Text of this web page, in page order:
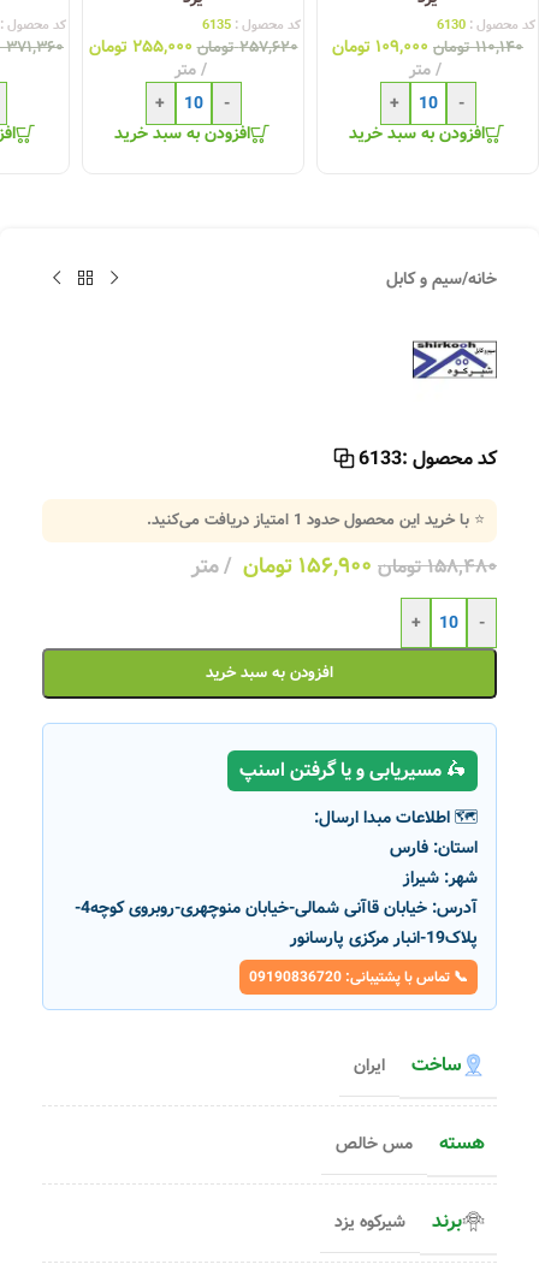
کد محصول : 6130
۱۱۰,۱۴۰ تومان ۱۰۹,۰۰۰ تومان
متر
-
+
افزودن به سبد خرید
کد محصول : 6135
۲۵۷,۶۲۰ تومان ۲۵۵,۰۰۰ تومان
متر
-
+
افزودن به سبد خرید
کد محصول
۳۷۱,۳۶۰
خانه/سیم و کابل
کد محصول :6133
⭐ با خرید این محصول حدود 1 امتیاز دریافت می‌کنید.
۱۵۸,۴۸۰تومان ۱۵۶,۹۰۰ تومان متر
-
+
افزودن به سبد خرید
🛵 مسیریابی و یا گرفتن اسنپ
🗺️ اطلاعات مبدا ارسال:
استان: فارس
شهر: شیراز
آدرس:
خیابان قاآنی شمالی-خیابان منوچهری-روبروی کوچه4-
پلاک19-انبار مرکزی پارسانور
📞 تماس با پشتیبانی: 09190836720
ساخت ایران
هسته مس خالص
برند شیرکوه یزد